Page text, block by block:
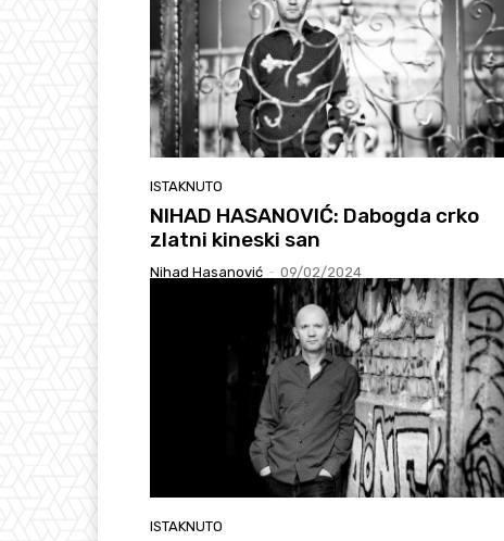
ISTAKNUTO
NIHAD HASANOVIĆ: Dabogda crko
zlatni kineski san
Nihad Hasanović - 09/02/2024
ISTAKNUTO